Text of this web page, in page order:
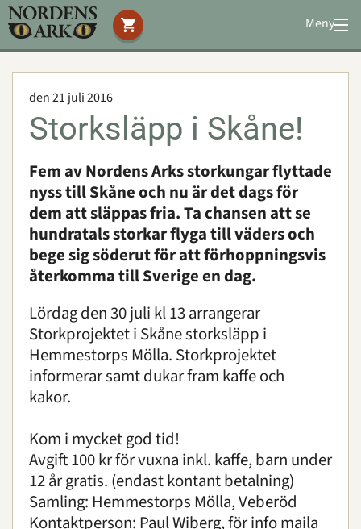
Meny
Stöd oss
Bevarande
Boende
Konferens
Om oss | Öppettider | Press
Sök
den 21 juli 2016
Storksläpp i Skåne!
Fem av Nordens Arks storkungar flyttade
nyss till Skåne och nu är det dags för
dem att släppas fria. Ta chansen att se
hundratals storkar flyga till väders och
bege sig söderut för att förhoppningsvis
återkomma till Sverige en dag.
Lördag den 30 juli kl 13 arrangerar
Storkprojektet i Skåne storksläpp i
Hemmestorps Mölla. Storkprojektet
informerar samt dukar fram kaffe och
kakor.
Kom i mycket god tid!
Avgift 100 kr för vuxna inkl. kaffe, barn under
12 år gratis. (endast kontant betalning)
Samling: Hemmestorps Mölla, Veberöd
Kontaktperson: Paul Wiberg, för info maila